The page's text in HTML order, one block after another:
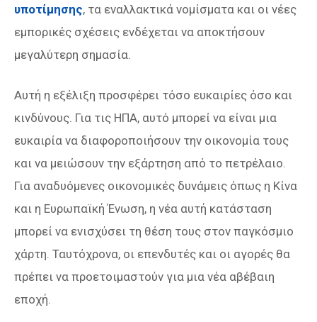
υποτίμησης, τα εναλλακτικά νομίσματα και οι νέες
εμπορικές σχέσεις ενδέχεται να αποκτήσουν
μεγαλύτερη σημασία.
Αυτή η εξέλιξη προσφέρει τόσο ευκαιρίες όσο και
κινδύνους. Για τις ΗΠΑ, αυτό μπορεί να είναι μια
ευκαιρία να διαφοροποιήσουν την οικονομία τους
και να μειώσουν την εξάρτηση από το πετρέλαιο.
Για αναδυόμενες οικονομικές δυνάμεις όπως η Κίνα
και η Ευρωπαϊκή Ένωση, η νέα αυτή κατάσταση
μπορεί να ενισχύσει τη θέση τους στον παγκόσμιο
χάρτη. Ταυτόχρονα, οι επενδυτές και οι αγορές θα
πρέπει να προετοιμαστούν για μια νέα αβέβαιη
εποχή.